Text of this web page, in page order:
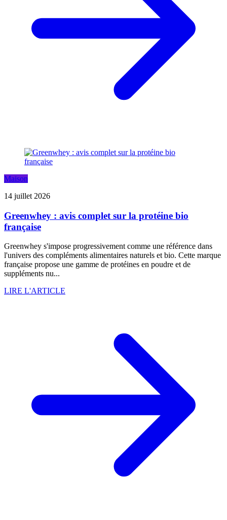
Maison
14 juillet 2026
Greenwhey : avis complet sur la protéine bio
française
Greenwhey s'impose progressivement comme une référence dans
l'univers des compléments alimentaires naturels et bio. Cette marque
française propose une gamme de protéines en poudre et de
suppléments nu...
LIRE L'ARTICLE